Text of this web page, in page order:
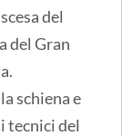
del
del Gran
schiena e
tecnici del